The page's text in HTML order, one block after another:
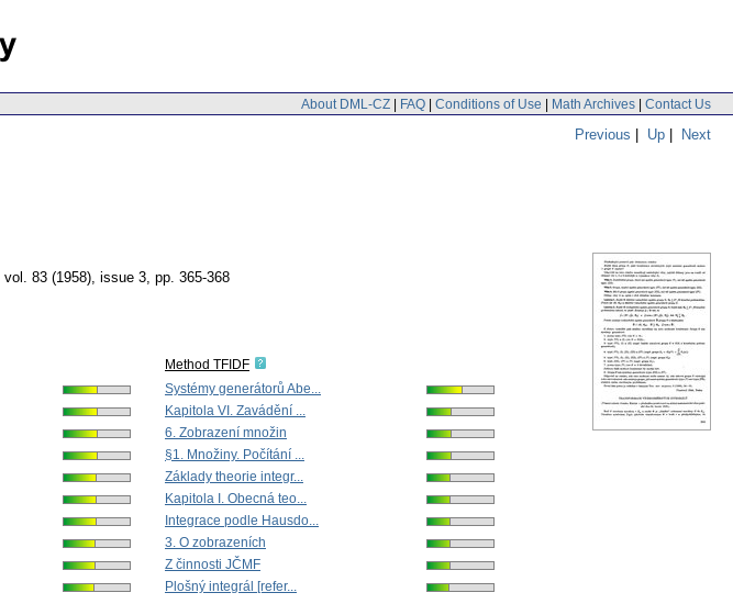
About DML-CZ | FAQ | Conditions of Use | Math Archives | Contact Us
Previous | Up | Next
vol. 83 (1958), issue 3, pp. 365-368
Method TFIDF
Systémy generátorů Abe...
Kapitola VI. Zavádění ...
6. Zobrazení množin
§1. Množiny. Počítání ...
Základy theorie integr...
Kapitola I. Obecná teo...
Integrace podle Hausdo...
3. O zobrazeních
Z činnosti JČMF
Plošný integrál [refer...